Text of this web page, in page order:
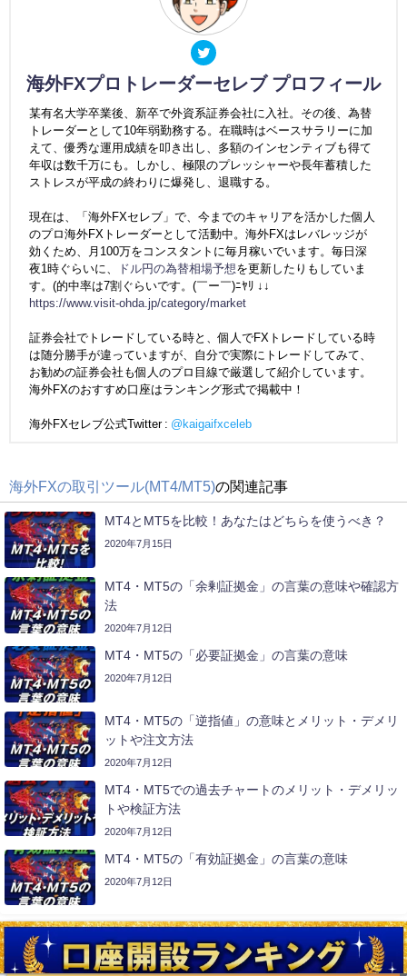
海外FXプロトレーダーセレブ プロフィール
某有名大学卒業後、新卒で外資系証券会社に入社。その後、為替
トレーダーとして10年弱勤務する。在職時はベースサラリーに加
えて、優秀な運用成績を叩き出し、多額のインセンティブも得て
年収は数千万にも。しかし、極限のプレッシャーや長年蓄積した
ストレスが平成の終わりに爆発し、退職する。
現在は、「海外FXセレブ」で、今までのキャリアを活かした個人
のプロ海外FXトレーダーとして活動中。海外FXはレバレッジが
効くため、月100万をコンスタントに毎月稼いでいます。毎日深
夜1時ぐらいに、
ドル円の為替相場予想を更新したりもしていま
す。(的中率は7割ぐらいです。(￣ー￣)ﾆﾔﾘ ↓↓
https://www.visit-ohda.jp/category/market
証券会社でトレードしている時と、個人でFXトレードしている時
は随分勝手が違っていますが、自分で実際にトレードしてみて、
お勧めの証券会社も個人のプロ目線で厳選して紹介しています。
海外FXのおすすめ口座はランキング形式で掲載中！
海外FXセレブ公式Twitter : @kaigaifxceleb
海外FXの取引ツール(MT4/MT5)の関連記事
MT4とMT5を比較！あなたはどちらを使うべき？
2020年7月15日
MT4・MT5の「余剰証拠金」の言葉の意味や確認方
法
2020年7月12日
MT4・MT5の「必要証拠金」の言葉の意味
2020年7月12日
MT4・MT5の「逆指値」の意味とメリット・デメリ
ットや注文方法
2020年7月12日
MT4・MT5での過去チャートのメリット・デメリッ
トや検証方法
2020年7月12日
MT4・MT5の「有効証拠金」の言葉の意味
2020年7月12日